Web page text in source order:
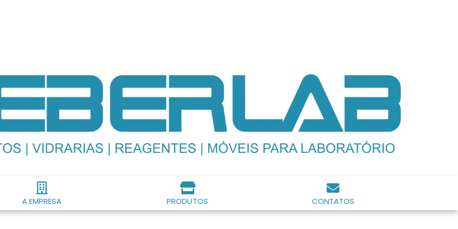
A EMPRESA PRODUTOS CONTATOS